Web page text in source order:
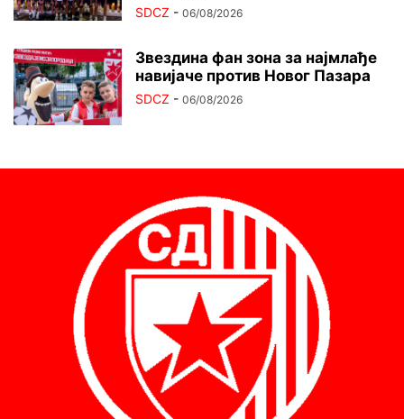
SDCZ - 06/08/2026
Звездина фан зона за најмлађе
навијаче против Новог Пазара
SDCZ - 06/08/2026